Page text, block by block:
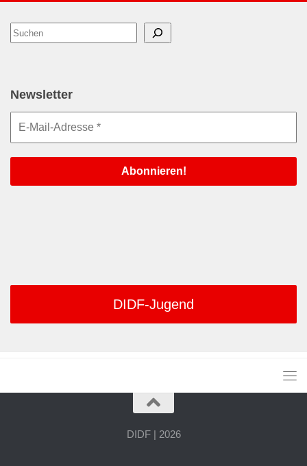
Suchen
Newsletter
DIDF-Jugend
DIDF | 2026